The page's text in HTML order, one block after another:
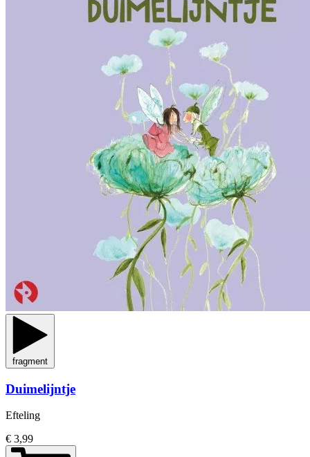
fragment
Duimelijntje
Efteling
€ 3,99